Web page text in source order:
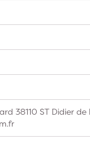
38110 ST Didier